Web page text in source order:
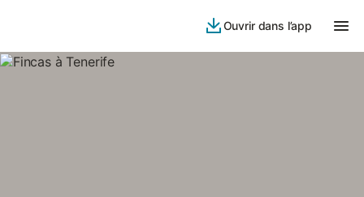
Ouvrir dans l’app